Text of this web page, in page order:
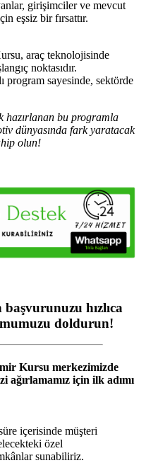
girişimciler ve mevcut
eşsiz bir fırsattır.
araç teknolojisinde
noktasıdır.
program sayesinde, sektörde
bu programla
dünyasında fark yaratacak
olun!
hızlıca
doldurun!
Kursu merkezimizde
ağırlamamız için ilk adımı
içerisinde müşteri
özel
sunabiliriz.